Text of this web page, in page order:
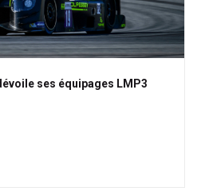
ses équipages LMP3